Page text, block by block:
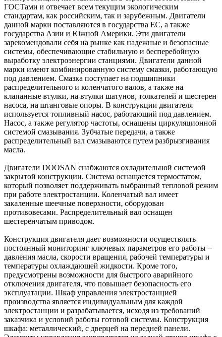
ГОСТами и отвечает всем текущим экологическим
стандартам, как российским, так и зарубежным. Двигатели
данной марки поставляются в государства ЕС, а также
государства Азии и Южной Америки. Эти двигатели
зарекомендовали себя на рынке как надежные и безопасные
системы, обеспечивающие стабильную и бесперебойную
выработку электроэнергии станциями. Двигатели данной
марки имеют комбинированную систему смазки, работающую
под давлением. Смазка поступает на подшипники
распределительного и коленчатого валов, а также на
клапанные втулки, на втулки шатунов, толкателей и шестерен
насоса, на штанговые опоры. В конструкции двигателя
используется топливный насос, работающий под давлением.
Насос, а также регулятор частоты, оснащены циркуляционной
системой смазывания. Зубчатые передачи, а также
распределительный вал смазываются путем разбрызгивания
масла.
Двигатели DOOSAN снабжаются охладительной системой
закрытой конструкции. Система оснащается термостатом,
который позволяет поддерживать выбранный тепловой режим
при работе электростанции. Коленчатый вал имеет
закаленные шеечные поверхности, оборудован
противовесами. Распределительный вал оснащен
шестеренчатым приводом.
Конструкция двигателя дает возможности осуществлять
постоянный мониторинг ключевых параметров его работы –
давления масла, скорости вращения, рабочей температуры и
температуры охлаждающей жидкости. Кроме того,
предусмотрены возможности для быстрого аварийного
отключения двигателя, что повышает безопасность его
эксплуатации. Шкаф управления электростанцией
производства является индивидуальным для каждой
электростанции и разрабатывается, исходя из требований
заказчика и условий работы готовой системы. Конструкция
шкафа: металлический, с дверцей на передней панели.